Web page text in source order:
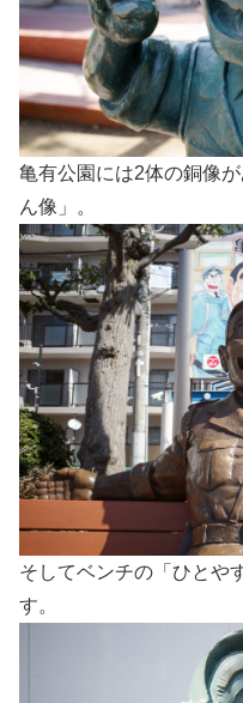
亀有公園には2体の銅像
ん像」。
そしてベンチの「ひとや
す。